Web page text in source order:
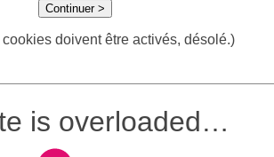
Continuer >
doivent être activés, désolé.)
is overloaded…